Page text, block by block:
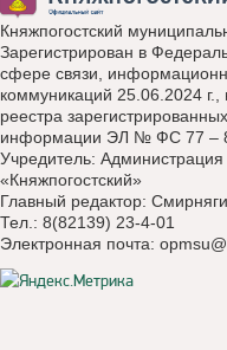
Княжпогостский
Зарегистрирован в
сфере связи,
коммуникаций 25.06.2024
реестра
информации ЭЛ № ФС 77 –
Учредитель: Администрация
«Княжпогостский»
Главный редактор:
Тел.: 8(82139) 23-4-01
Электронная почта: